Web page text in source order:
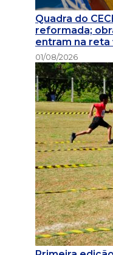
Quadra do
reformada;
entram na reta
01/08/2026